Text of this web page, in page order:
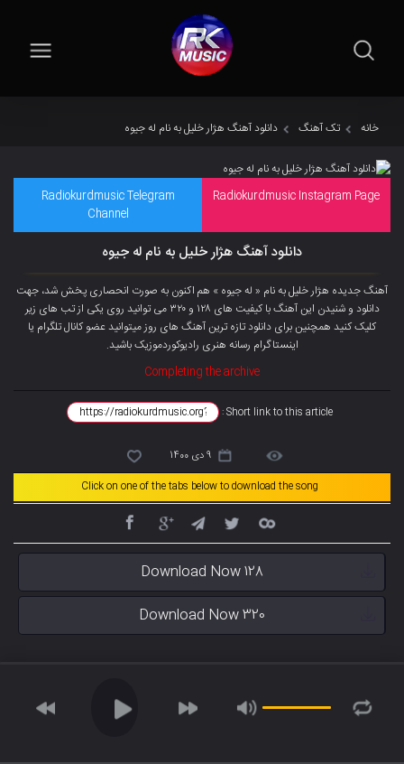
خانه تک آهنگ دانلود آهنگ هژار خلیل به نام له جیوه
Radiokurdmusic Instagram Page
Radiokurdmusic Telegram
Channel
دانلود آهنگ هژار خلیل به نام له جیوه
آهنگ جدیده هژار خلیل به نام « له جیوه » هم اکنون به صورت انحصاری پخش شد، جهت
دانلود و شنیدن این آهنگ با کیفیت های ۱۲۸ و ۳۲۰ می توانید روی یکی از تب های زیر
کلیک کنید همچنین برای دانلود تازه ترین آهنگ های روز میتوانیدعضو کانال تلگرام یا
اینستاگرام رسانه هنری رادیوکوردموزیک باشید.
Completing the archive
Short link to this article :
9 دی 1400
Click on one of the tabs below to download the song
Download Now 128
Download Now 320